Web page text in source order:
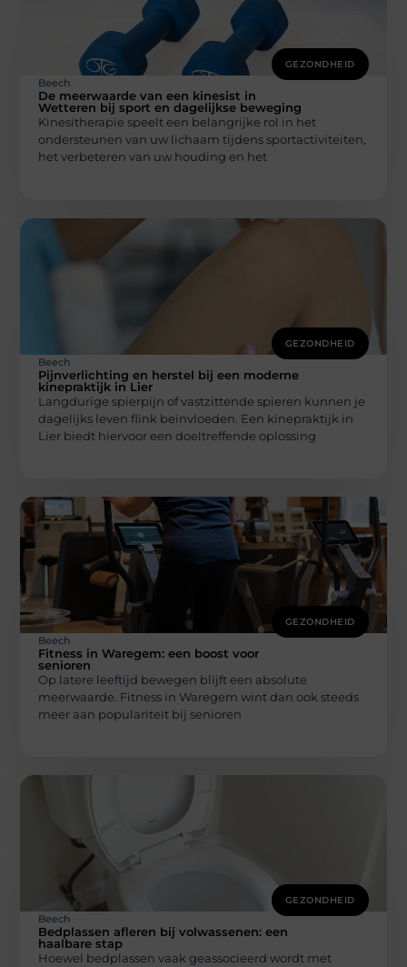
GEZONDHEID
Beech
De meerwaarde van een kinesist in
Wetteren bij sport en dagelijkse beweging
Kinesitherapie speelt een belangrijke rol in het
ondersteunen van uw lichaam tijdens sportactiviteiten,
het verbeteren van uw houding en het
GEZONDHEID
Beech
Pijnverlichting en herstel bij een moderne
kinepraktijk in Lier
Langdurige spierpijn of vastzittende spieren kunnen je
dagelijks leven flink beïnvloeden. Een kinepraktijk in
Lier biedt hiervoor een doeltreffende oplossing
GEZONDHEID
Beech
Fitness in Waregem: een boost voor
senioren
Op latere leeftijd bewegen blijft een absolute
meerwaarde. Fitness in Waregem wint dan ook steeds
meer aan populariteit bij senioren
GEZONDHEID
Beech
Bedplassen afleren bij volwassenen: een
haalbare stap
Hoewel bedplassen vaak geassocieerd wordt met